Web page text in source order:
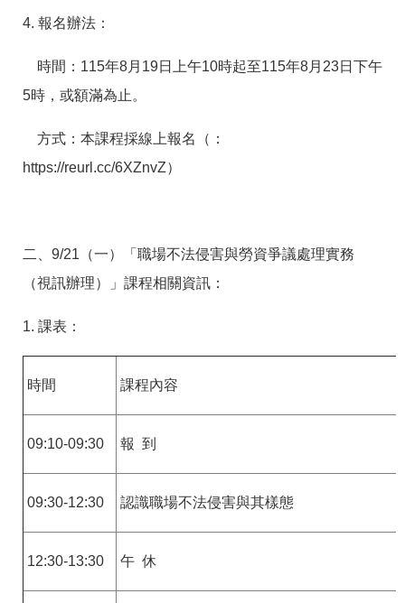
4. 報名辦法：
時間：115年8月19日上午10時起至115年8月23日下午
5時，或額滿為止。
方式：本課程採線上報名（：
https://reurl.cc/6XZnvZ）
二、9/21（一）「職場不法侵害與勞資爭議處理實務
（視訊辦理）」課程相關資訊：
1. 課表：
時間 課程內容
09:10-09:30 報 到
09:30-12:30 認識職場不法侵害與其樣態
12:30-13:30 午 休